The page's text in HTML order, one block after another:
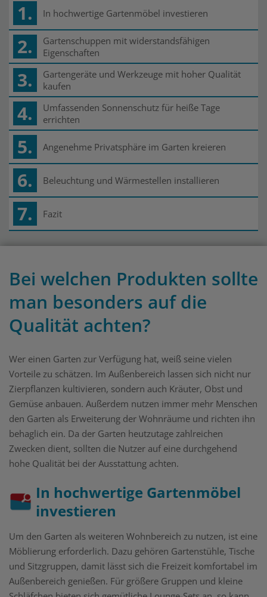
1. In hochwertige Gartenmöbel investieren
2.
Gartenschuppen mit widerstandsfähigen
Eigenschaften
3.
Gartengeräte und Werkzeuge mit hoher Qualität
kaufen
4.
Umfassenden Sonnenschutz für heiße Tage
errichten
5. Angenehme Privatsphäre im Garten kreieren
6. Beleuchtung und Wärmestellen installieren
7. Fazit
Bei welchen Produkten sollte
man besonders auf die
Qualität achten?
Wer einen Garten zur Verfügung hat, weiß seine vielen
Vorteile zu schätzen. Im Außenbereich lassen sich nicht nur
Zierpflanzen kultivieren, sondern auch Kräuter, Obst und
Gemüse anbauen. Außerdem nutzen immer mehr Menschen
den Garten als Erweiterung der Wohnräume und richten ihn
behaglich ein. Da der Garten heutzutage zahlreichen
Zwecken dient, sollten die Nutzer auf eine durchgehend
hohe Qualität bei der Ausstattung achten.
In hochwertige Gartenmöbel
investieren
Um den Garten als weiteren Wohnbereich zu nutzen, ist eine
Möblierung erforderlich. Dazu gehören Gartenstühle, Tische
und Sitzgruppen, damit lässt sich die Freizeit komfortabel im
Außenbereich genießen. Für größere Gruppen und kleine